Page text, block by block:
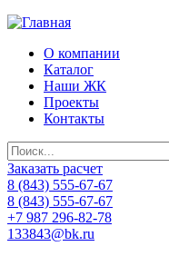
О компании
Каталог
Наши ЖК
Проекты
Контакты
Заказать расчет
8 (843) 555-67-67
8 (843) 555-67-67
+7 987 296-82-78
133843@bk.ru